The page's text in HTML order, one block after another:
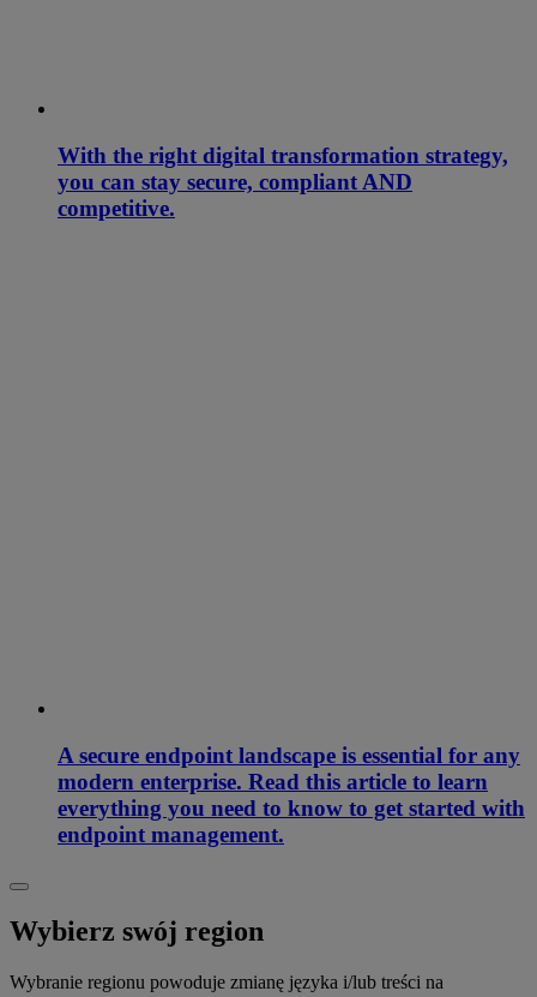
With the right digital transformation strategy,
you can stay secure, compliant AND
competitive.
A secure endpoint landscape is essential for any
modern enterprise. Read this article to learn
everything you need to know to get started with
endpoint management.
Wybierz swój region
Wybranie regionu powoduje zmianę języka i/lub treści na